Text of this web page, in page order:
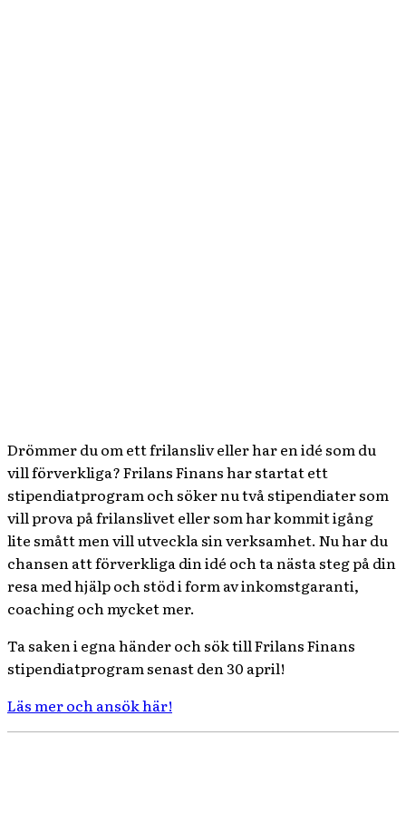
Drömmer du om ett frilansliv eller har en idé som du
vill förverkliga? Frilans Finans har startat ett
stipendiatprogram och söker nu två stipendiater som
vill prova på frilanslivet eller som har kommit igång
lite smått men vill utveckla sin verksamhet. Nu har du
chansen att förverkliga din idé och ta nästa steg på din
resa med hjälp och stöd i form av inkomstgaranti,
coaching och mycket mer.
Ta saken i egna händer och sök till Frilans Finans
stipendiatprogram senast den 30 april!
Läs mer och ansök här!